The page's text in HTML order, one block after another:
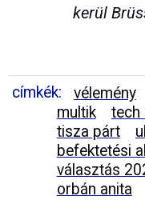
kerül
címkék: vélemény
multik
tech
tisza párt
befektetési
választás
orbán anita